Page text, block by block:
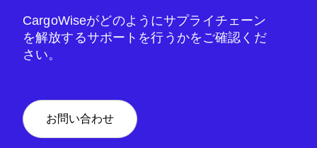
CargoWiseがどのようにサプライチェーン
を解放するサポートを行うかをご確認くだ
さい。
お問い合わせ